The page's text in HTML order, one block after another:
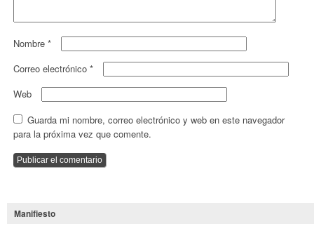
Nombre *
Correo electrónico *
Web
Guarda mi nombre, correo electrónico y web en este navegador
para la próxima vez que comente.
Manifiesto